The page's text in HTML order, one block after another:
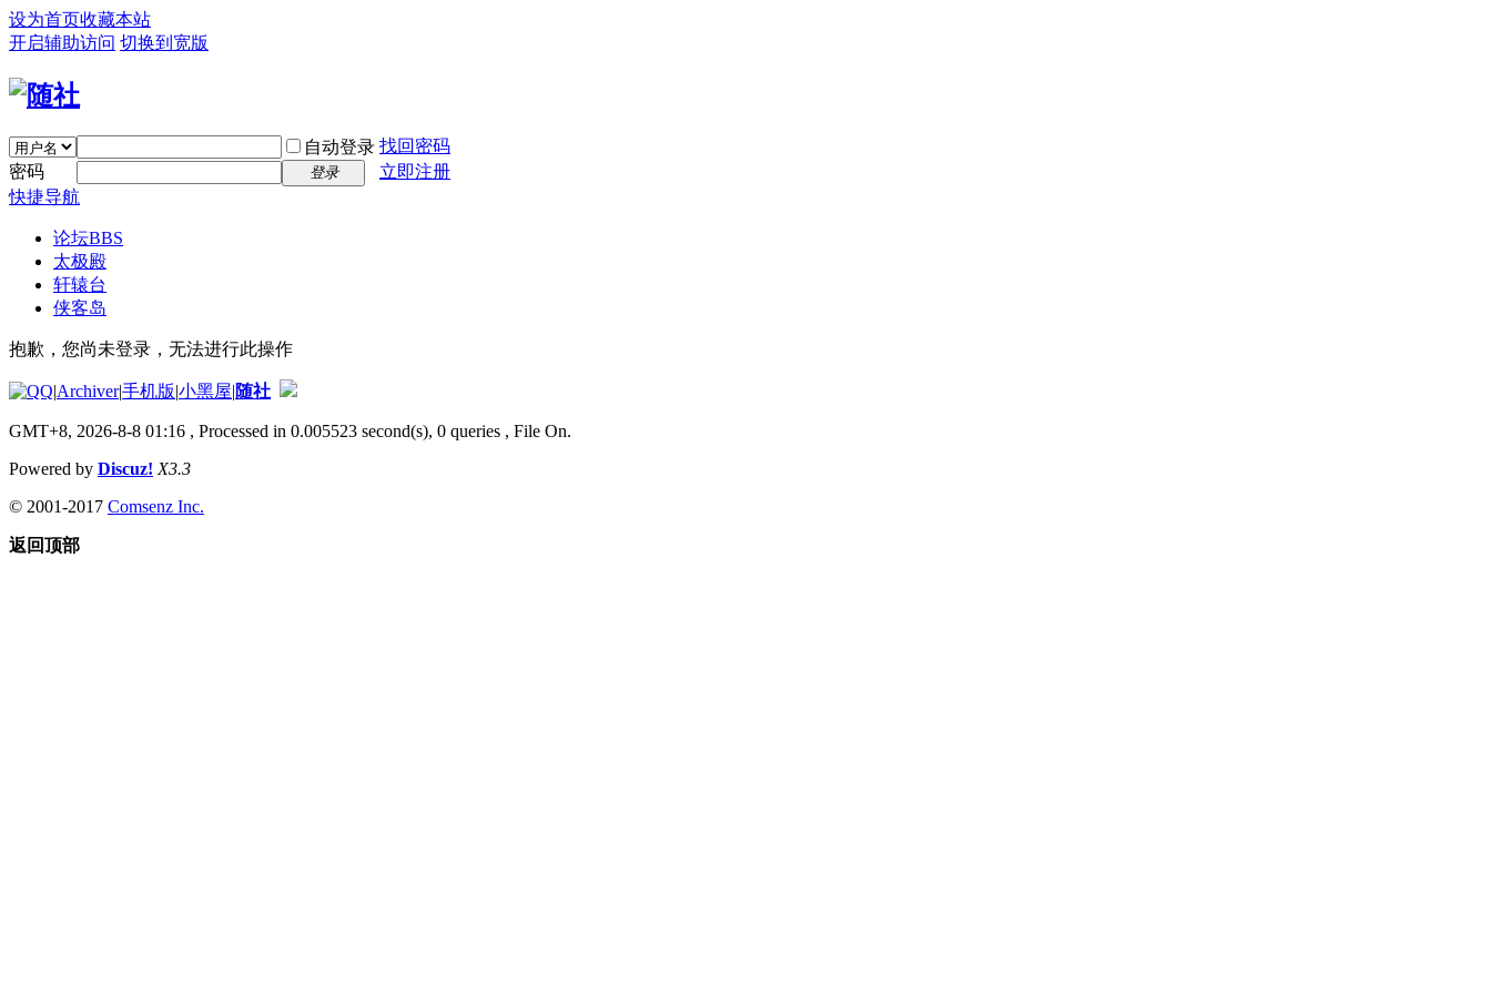
设为首页收藏本站
开启辅助访问 切换到宽版
自动登录 找回密码
密码
登录
立即注册
快捷导航
论坛BBS
太极殿
轩辕台
侠客岛
抱歉，您尚未登录，无法进行此操作
|Archiver|手机版|小黑屋|随社
GMT+8, 2026-8-8 01:16 , Processed in 0.005523 second(s), 0 queries , File On.
Powered by Discuz! X3.3
© 2001-2017 Comsenz Inc.
返回顶部